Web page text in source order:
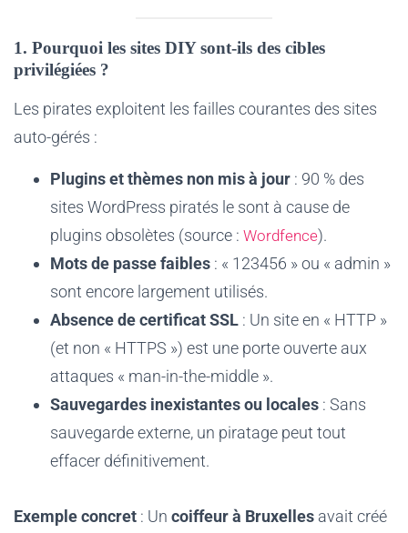
1. Pourquoi les sites DIY sont-ils des cibles
privilégiées ?
Les pirates exploitent les failles courantes des sites
auto-gérés :
Plugins et thèmes non mis à jour : 90 % des
sites WordPress piratés le sont à cause de
plugins obsolètes (source : Wordfence).
Mots de passe faibles : « 123456 » ou « admin »
sont encore largement utilisés.
Absence de certificat SSL : Un site en « HTTP »
(et non « HTTPS ») est une porte ouverte aux
attaques « man-in-the-middle ».
Sauvegardes inexistantes ou locales : Sans
sauvegarde externe, un piratage peut tout
effacer définitivement.
Exemple concret : Un coiffeur à Bruxelles avait créé